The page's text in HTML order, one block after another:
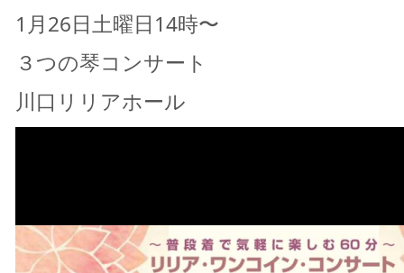
1月26日土曜日14時〜
３つの琴コンサート
川口リリアホール